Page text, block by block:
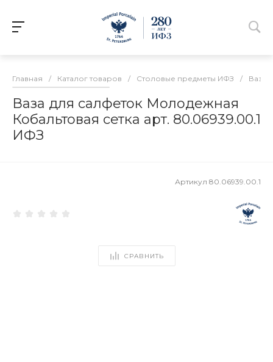
Главная / Каталог товаров / Столовые предметы ИФЗ / Вазы
Ваза для салфеток Молодежная
Кобальтовая сетка арт. 80.06939.00.1
ИФЗ
Артикул 80.06939.00.1
СРАВНИТЬ